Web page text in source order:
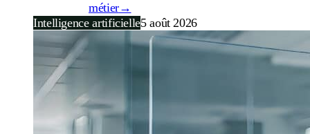
métier→
Intelligence artificielle5 août 2026